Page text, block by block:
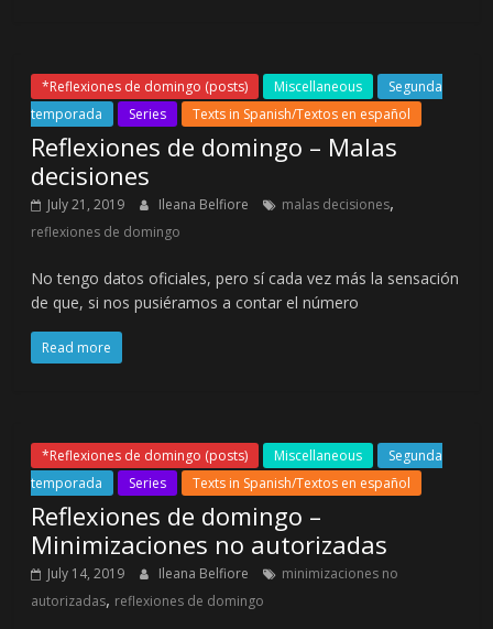
*Reflexiones de domingo (posts) Miscellaneous
Segunda
temporada
Series Texts in Spanish/Textos en español
Reflexiones de domingo – Malas
decisiones
July 21, 2019 Ileana Belfiore malas decisiones,
reflexiones de domingo
No tengo datos oficiales, pero sí cada vez más la sensación
de que, si nos pusiéramos a contar el número
Read more
*Reflexiones de domingo (posts) Miscellaneous
Segunda
temporada
Series Texts in Spanish/Textos en español
Reflexiones de domingo –
Minimizaciones no autorizadas
July 14, 2019 Ileana Belfiore
minimizaciones no
autorizadas, reflexiones de domingo